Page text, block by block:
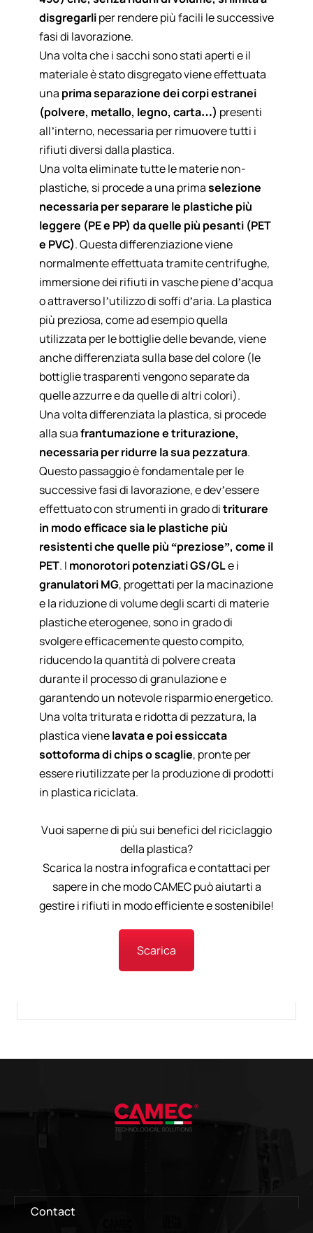
disgregarliper rendere più facili le successive
fasi di lavorazione.
Una volta che i sacchi sono stati aperti e il
materiale è stato disgregato viene effettuata
una prima separazione dei corpi estranei
(polvere, metallo, legno, carta…) presenti
all’interno, necessaria per rimuovere tutti i
rifiuti diversi dalla plastica.
Una volta eliminate tutte le materie non-
plastiche, si procede a una primaselezione
necessaria per separare le plastiche più
leggere (PE e PP) da quelle più pesanti (PET
e PVC). Questa differenziazione viene
normalmente effettuata tramite centrifughe,
immersione dei rifiuti in vasche piene d’acqua
o attraverso l’utilizzo di soffi d’aria. La plastica
più preziosa, come ad esempio quella
utilizzata per le bottiglie delle bevande, viene
anche differenziata sulla base del colore (le
bottiglie trasparenti vengono separate da
quelle azzurre e da quelle di altri colori).
Una volta differenziata la plastica, si procede
alla suafrantumazione e triturazione,
necessaria per ridurre la sua pezzatura.
Questo passaggio è fondamentale per le
successive fasi di lavorazione, e dev’essere
effettuato con strumenti in grado ditriturare
in modo efficace sia le plastiche più
resistenti che quelle più “preziose”, come il
PET. I monorotori potenziati GS/GLe i
granulatori MG, progettati per la macinazione
e la riduzione di volume degli scarti di materie
plastiche eterogenee, sono in grado di
svolgere efficacemente questo compito,
riducendo la quantità di polvere creata
durante il processo di granulazione e
garantendo un notevole risparmio energetico.
Una volta triturata e ridotta di pezzatura, la
plastica vienelavata e poi essiccata
sottoforma di chips o scaglie, pronte per
essere riutilizzate per la produzione di prodotti
in plastica riciclata.
Vuoi saperne di più sui benefici del riciclaggio
della plastica?
Scarica la nostra infografica e contattaci per
sapere in che modo CAMEC può aiutarti a
gestire i rifiuti in modo efficiente e sostenibile!
Scarica
Contact